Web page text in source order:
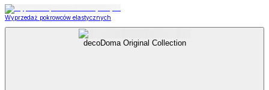
Wyprzedaż pokrowców elastycznych
decoDoma Original Collection